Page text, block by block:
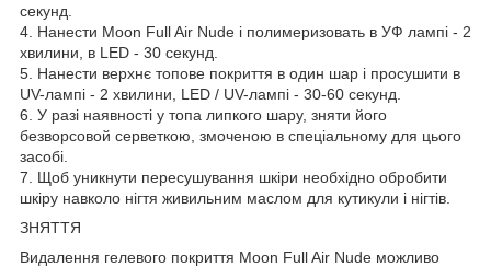
секунд.
4. Нанести Moon Full Air Nude і полимеризовать в УФ лампі - 2
хвилини, в LED - 30 секунд.
5. Нанести верхнє топове покриття в один шар і просушити в
UV-лампі - 2 хвилини, LED / UV-лампі - 30-60 секунд.
6. У разі наявності у топа липкого шару, зняти його
безворсовой серветкою, змоченою в спеціальному для цього
засобі.
7. Щоб уникнути пересушування шкіри необхідно обробити
шкіру навколо нігтя живильним маслом для кутикули і нігтів.
ЗНЯТТЯ
Видалення гелевого покриття Moon Full Air Nude можливо